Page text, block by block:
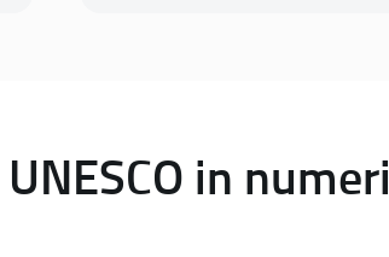
in numeri